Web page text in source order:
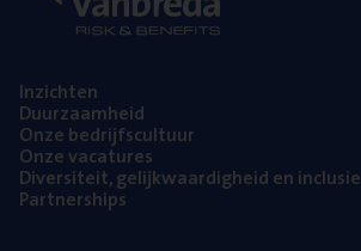
Inzich­ten
Duur­zaam­heid
Onze bedrijfs­cul­tuur
Onze vaca­tu­res
Diver­si­teit, gelijk­waar­dig­heid en inclusie
Part­ner­ships